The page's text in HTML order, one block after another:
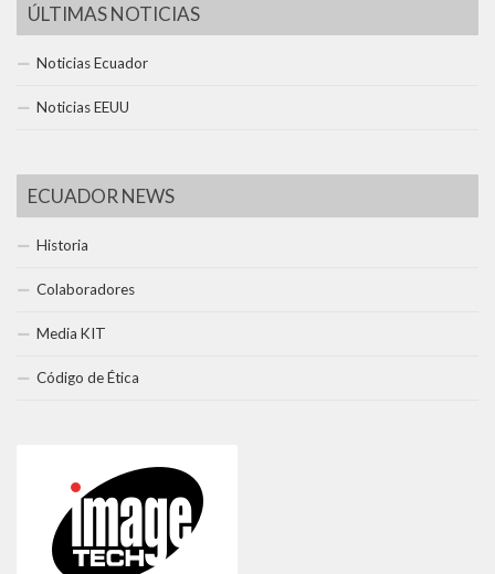
ÚLTIMAS NOTICIAS
Noticias Ecuador
Noticias EEUU
ECUADOR NEWS
Historia
Colaboradores
Media KIT
Código de Ética